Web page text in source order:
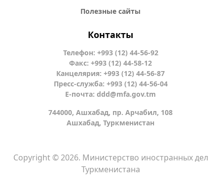
Полезные сайты
Контакты
Телефон: +993 (12) 44-56-92
Факс: +993 (12) 44-58-12
Канцелярия: +993 (12) 44-56-87
Пресс-служба: +993 (12) 44-56-04
Е-почта: ddd@mfa.gov.tm
744000, Ашхабад, пр. Арчабил, 108
Ашхабад, Туркменистан
Copyright © 2026. Министерство иностранных дел
Туркменистана